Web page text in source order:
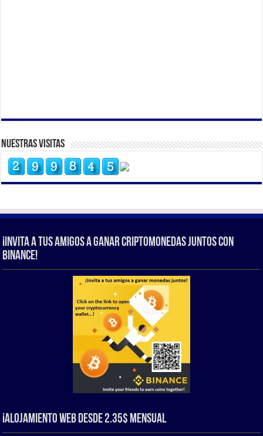
Nuestras Visitas
¡Invita a tus amigos a ganar criptomonedas juntos con
Binance!
¡Alojamiento web Desde 2.35$ Mensual